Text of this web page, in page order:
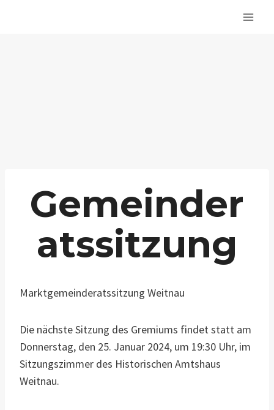
Gemeinder
atssitzung
Marktgemeinderatssitzung Weitnau
Die nächste Sitzung des Gremiums findet statt am
Donnerstag, den 25. Januar 2024, um 19:30 Uhr, im
Sitzungszimmer des Historischen Amtshaus
Weitnau.